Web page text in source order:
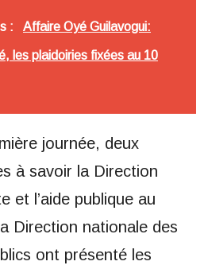
: Affaire Oyé Guilavogui:
les plaidoiries fixées au 10
journée, deux
à savoir la Direction
et l’aide publique au
Direction nationale des
ont présenté les